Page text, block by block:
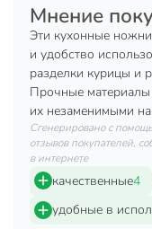
Преимущества:
Надежная и
Ножницы
Удобны в
контакта с
Стильные и
Fusion
Пользоваться ими
Мнение
Эти кухонные
и удобство
разделки курицы и
Прочные
их незаменимыми на
Сгенерировано с
отзывов покупателей,
в интернете
качественные4
удобные в